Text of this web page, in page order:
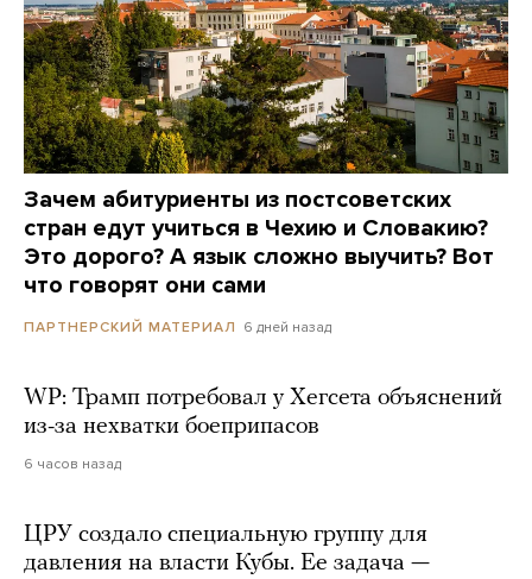
Зачем абитуриенты из постсоветских
стран едут учиться в Чехию и Словакию?
Это дорого? А язык сложно выучить? Вот
что говорят они сами
ПАРТНЕРСКИЙ МАТЕРИАЛ 6 дней назад
WP: Трамп потребовал у Хегсета объяснений
из-за нехватки боеприпасов
6 часов назад
ЦРУ создало специальную группу для
давления на власти Кубы. Ее задача —